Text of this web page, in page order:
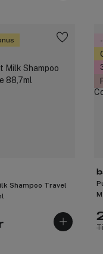
Shampoo Travel